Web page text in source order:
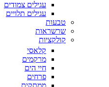
עגילים צמודים
עגילים תלויים
טבעות
שרשראות
קולקציות
קלאסי
מרקמים
חיי הים
פרחים
ממתקים